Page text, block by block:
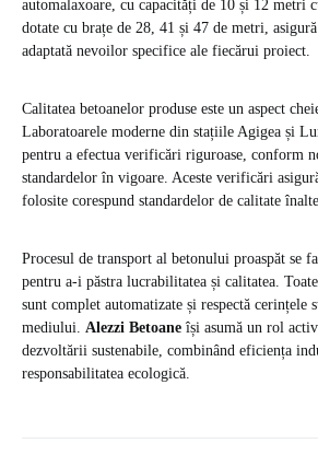
automalaxoare, cu capacități de 10 și 12 metri
dotate cu brațe de 28, 41 și 47 de metri,
adaptată nevoilor specifice ale fiecărui proiect.
Calitatea betoanelor produse este un aspect
Laboratoarele moderne din stațiile Agigea și
pentru a efectua verificări riguroase, conform
standardelor în vigoare. Aceste verificări
folosite corespund standardelor de calitate
Procesul de transport al betonului proaspăt se
pentru a-i păstra lucrabilitatea și calitatea.
sunt complet automatizate și respectă cerințele
mediului. Alezzi Betoane își asumă un rol
dezvoltării sustenabile, combinând eficiența
responsabilitatea ecologică.